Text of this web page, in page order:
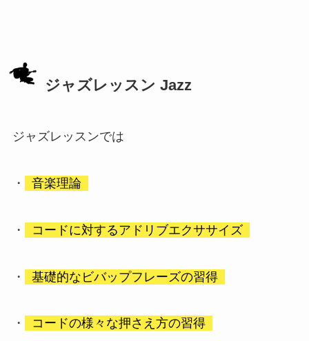
ジャズレッスン Jazz
ジャズレッスンでは
・ 音楽理論
・ コードに対するアドリブエクササイズ
・ 基礎的なビバップフレーズの習得
・ コードの様々な押さえ方の習得